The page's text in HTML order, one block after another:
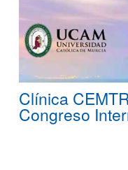
Clínica
Congreso